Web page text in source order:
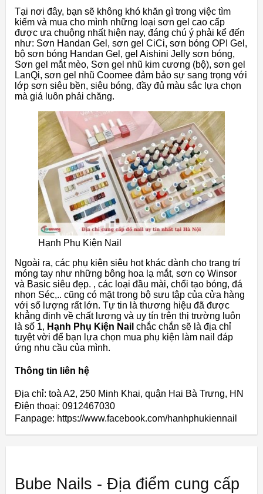
Tại nơi đây, bạn sẽ không khó khăn gì trong việc tìm
kiếm và mua cho mình những loại sơn gel cao cấp
được ưa chuộng nhất hiện nay, đáng chú ý phải kể đến
như: Sơn Handan Gel, sơn gel CiCi, sơn bóng OPI Gel,
bộ sơn bóng Handan Gel, gel Aishini Jelly sơn bóng,
Sơn gel mắt mèo, Sơn gel nhũ kim cương (bộ), sơn gel
LanQi, sơn gel nhũ Coomee đảm bảo sự sang trọng với
lớp sơn siêu bền, siêu bóng, đầy đủ màu sắc lựa chọn
mà giá luôn phải chăng.
Hạnh Phụ Kiện Nail
Ngoài ra, các phụ kiện siêu hot khác dành cho trang trí
móng tay như những bông hoa lạ mắt, sơn cọ Winsor
và Basic siêu đẹp. , các loại đầu mài, chổi tạo bóng, đá
nhọn Séc,.. cũng có mặt trong bộ sưu tập của cửa hàng
với số lượng rất lớn. Tự tin là thương hiệu đã được
khẳng định về chất lượng và uy tín trên thị trường luôn
là số 1, Hạnh Phụ Kiện Nail chắc chắn sẽ là địa chỉ
tuyệt vời để bạn lựa chọn mua phụ kiện làm nail đáp
ứng nhu cầu của mình.
Thông tin liên hệ
Địa chỉ: toà A2, 250 Minh Khai, quận Hai Bà Trưng, HN
Điện thoại: 0912467030
Fanpage: https://www.facebook.com/hanhphukiennail
Bube Nails - Địa điểm cung cấp